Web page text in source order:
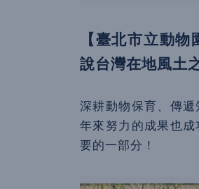
【臺北市立動
說台灣在地風土
深耕動物保育、傳遞
年來努力的成果也
要的一部分！